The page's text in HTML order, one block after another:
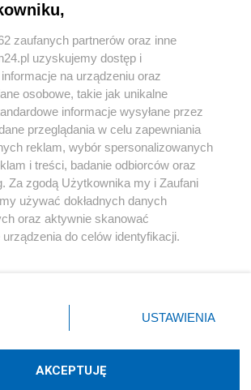
Instagram Youtube
zaufanych partnerów oraz inne
uzyskujemy dostęp i
na urządzeniu oraz
osobowe, takie jak unikalne
informacje wysyłane przez
przeglądania w celu zapewniania
reklam, wybór spersonalizowanych
i treści, badanie odbiorców oraz
Za zgodą Użytkownika my i Zaufani
używać dokładnych danych
oraz aktywnie skanować
do celów identyfikacji.
klikając przycisk ustawień prywatności
lewym dolnym rogu strony
danych nie wymagają zgody
masz prawo sprzeciwić się takiemu
USTAWIENIA
AKCEPTUJĘ